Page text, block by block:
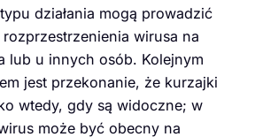
działania mogą prowadzić
wirusa na
lub u innych osób. Kolejnym
jest przekonanie, że kurzajki
wtedy, gdy są widoczne; w
może być obecny na